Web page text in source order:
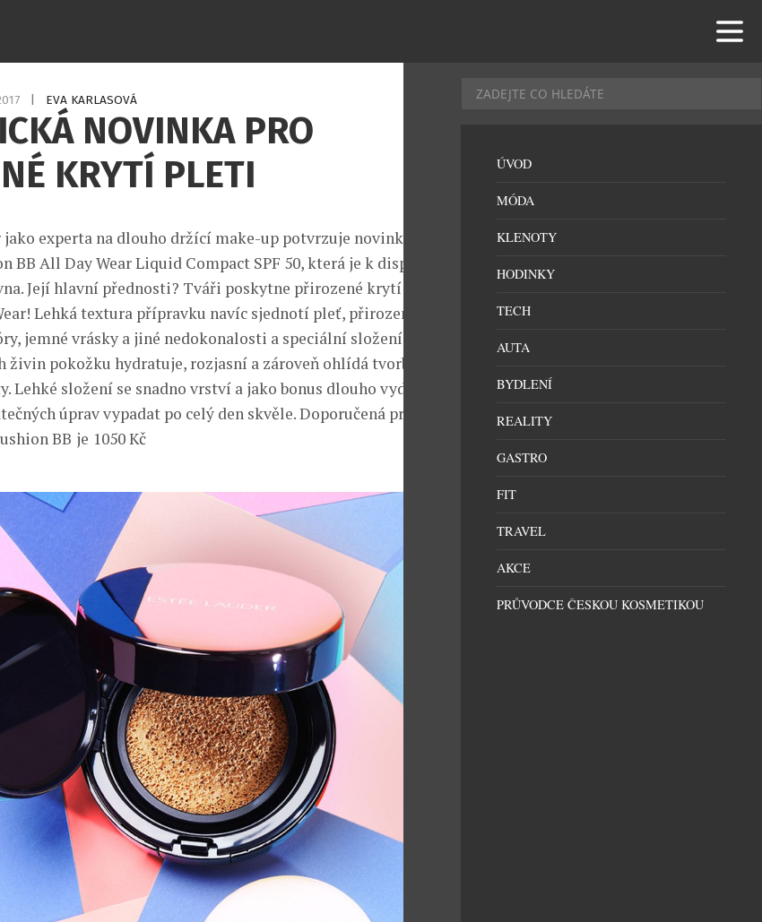
EVA KARLASOVÁ
NOVINKA PRO
KRYTÍ PLETI
jako experta na dlouho držící make-up potvrzuje novinka NEW
BB All Day Wear Liquid Compact SPF 50, která je k dispozici
Její hlavní přednosti? Tváři poskytne přirozené krytí a výdrž
Lehká textura přípravku navíc sjednotí pleť, přirozeně
jemné vrásky a jiné nedokonalosti a speciální složení s
živin pokožku hydratuje, rozjasní a zároveň ohlídá tvorbu
Lehké složení se snadno vrství a jako bonus dlouho vydrží.
úprav vypadat po celý den skvěle. Doporučená prodejní
BB je 1050 Kč
ÚVOD
MÓDA
KLENOTY
HODINKY
TECH
AUTA
BYDLENÍ
REALITY
GASTRO
FIT
TRAVEL
AKCE
PRŮVODCE ČESKOU KOSMETIKOU